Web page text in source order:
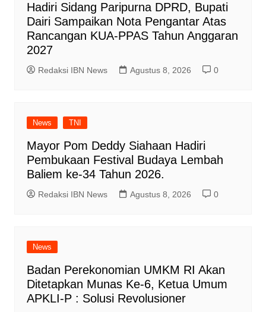
Hadiri Sidang Paripurna DPRD, Bupati
Dairi Sampaikan Nota Pengantar Atas
Rancangan KUA-PPAS Tahun Anggaran
2027
Redaksi IBN News Agustus 8, 2026 0
News TNI
Mayor Pom Deddy Siahaan Hadiri
Pembukaan Festival Budaya Lembah
Baliem ke-34 Tahun 2026.
Redaksi IBN News Agustus 8, 2026 0
News
Badan Perekonomian UMKM RI Akan
Ditetapkan Munas Ke-6, Ketua Umum
APKLI-P : Solusi Revolusioner